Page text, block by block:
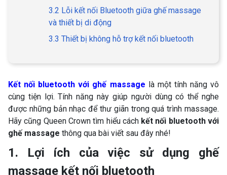
3.2 Lỗi kết nối Bluetooth giữa ghế massage
và thiết bị di động
3.3 Thiết bị không hỗ trợ kết nối bluetooth
Kết nối bluetooth với ghế massage là một tính năng vô
cùng tiện lợi. Tính năng này giúp người dùng có thể nghe
được những bản nhạc để thư giãn trong quá trình massage.
Hãy cũng Queen Crown tìm hiểu cách kết nối bluetooth với
ghế massage thông qua bài viết sau đây nhé!
1. Lợi ích của việc sử dụng ghế
massage kết nối bluetooth